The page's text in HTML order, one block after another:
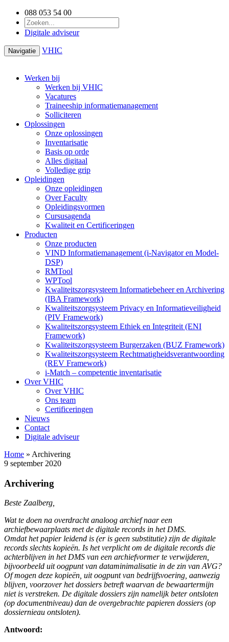
088 053 54 00
Digitale adviseur
Navigatie VHIC
Werken bij
Werken bij VHIC
Vacatures
Traineeship informatiemanagement
Solliciteren
Oplossingen
Onze oplossingen
Inventarisatie
Basis op orde
Alles digitaal
Volledige grip
Opleidingen
Onze opleidingen
Over Faculty
Opleidingsvormen
Cursusagenda
Kwaliteit en Certificeringen
Producten
Onze producten
VIND Informatiemanagement (i-Navigator en Model-
DSP)
RMTool
WPTool
Kwaliteitszorgsysteem Informatiebeheer en Archivering
(IBA Framework)
Kwaliteitszorgsysteem Privacy en Informatieveiligheid
(PIV Framework)
Kwaliteitszorgsysteem Ethiek en Integriteit (ENI
Framework)
Kwaliteitszorgsysteem Burgerzaken (BUZ Framework)
Kwaliteitszorgsysteem Rechtmatigheidsverantwoording
(REV Framework)
i-Match – competentie inventarisatie
Over VHIC
Over VHIC
Ons team
Certificeringen
Nieuws
Contact
Digitale adviseur
Home » Archivering
9 september 2020
Archivering
Beste Zaalberg,
Wat te doen na overdracht analoog archief naar een
archiefbewaarplaats met de digitale records in het DMS.
Omdat het papier leidend is (er is geen substitutie) zijn de digitale
records slechts kopieën. Is het verplicht om de digitale records die
achterblijven in het DMS van een archiefvormer te verwijderen,
bijvoorbeeld uit oogpunt van dataminimalisatie in de zin van AVG?
Of mogen deze kopieën, uit oogpunt van bedrijfsvoering, aanwezig
blijven, voorzover het dossiers betreft waarvan de bewaartermijn
niet is verstreken. De digitale dossiers zijn namelijk beter ontsloten
(op documentniveau) dan de overgebrachte papieren dossiers (op
dossiernieau ontsloten).
Antwoord: